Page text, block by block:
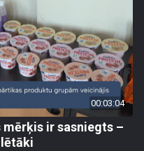
00:03:04
mērķis ir sasniegts –